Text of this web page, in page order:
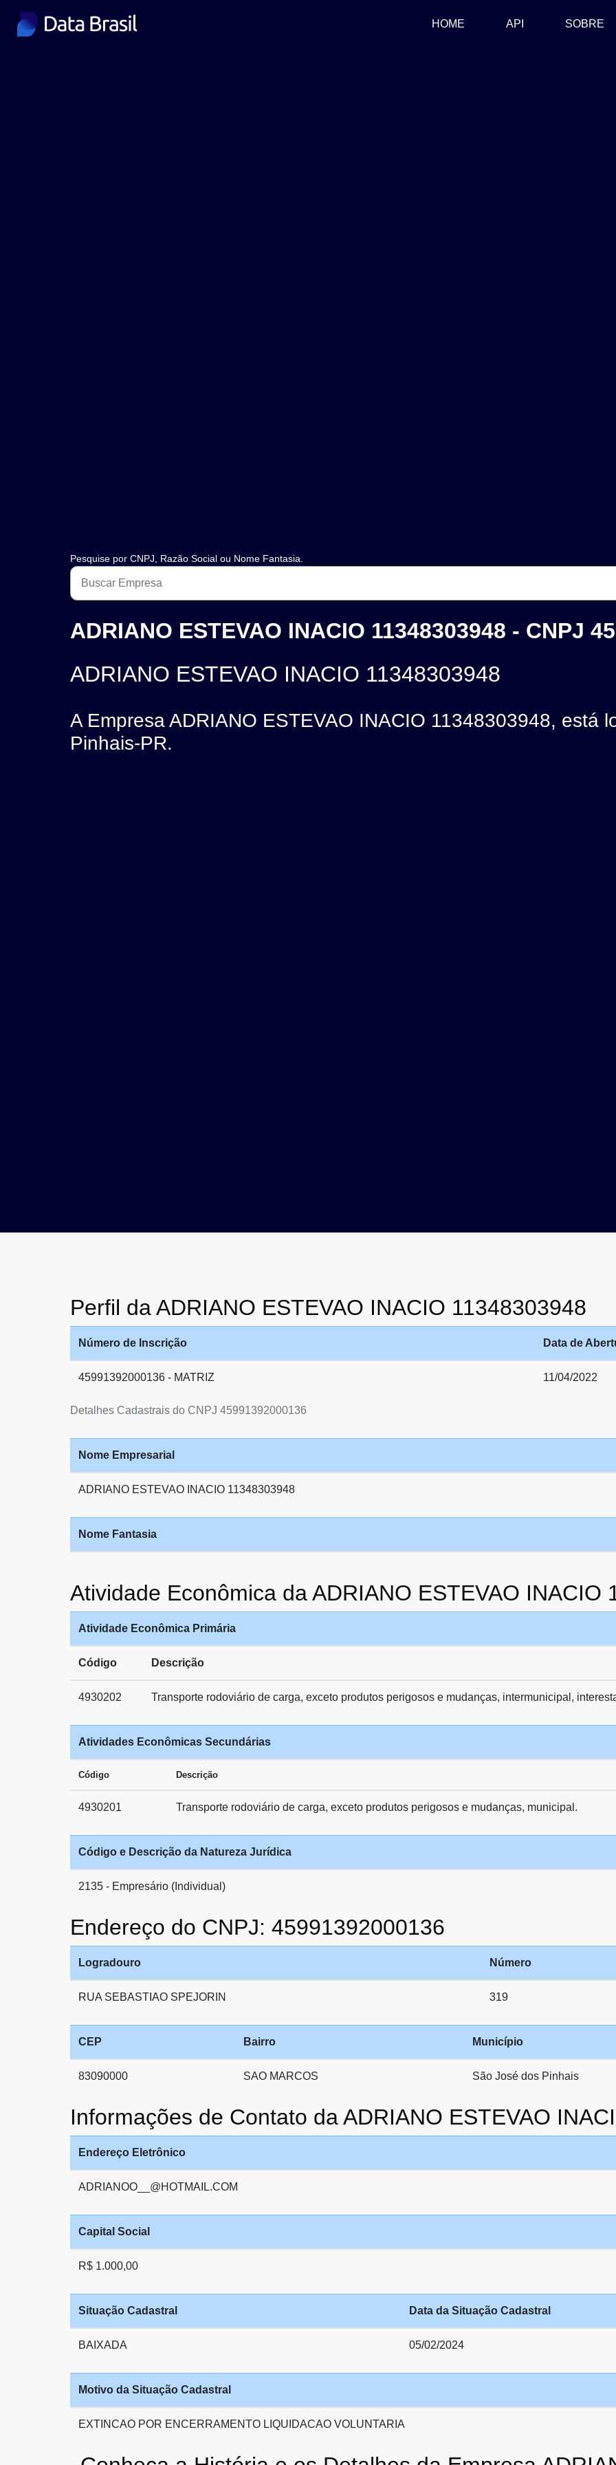
HOME (CURRENT)
API SOBRE
Pesquise por CNPJ, Razão Social ou Nome Fantasia.
ADRIANO ESTEVAO INACIO 11348303948 - CNPJ
ADRIANO ESTEVAO INACIO 11348303948
A Empresa ADRIANO ESTEVAO INACIO 11348303948, está
Pinhais-PR.
Perfil da ADRIANO ESTEVAO INACIO 11348303948
Detalhes Cadastrais do CNPJ 45991392000136
Número de Inscrição Data de
45991392000136 - MATRIZ 11/04/2022
Nome Empresarial
ADRIANO ESTEVAO INACIO 11348303948
Nome Fantasia
Atividade Econômica da ADRIANO ESTEVAO INACIO
Atividade Econômica Primária
Código Descrição
4930202 Transporte rodoviário de carga, exceto produtos perigosos e mudanças, intermunicipal,
Atividades Econômicas Secundárias
Código Descrição
4930201 Transporte rodoviário de carga, exceto produtos perigosos e mudanças, municipal.
Código e Descrição da Natureza Jurídica
2135 - Empresário (Individual)
Endereço do CNPJ: 45991392000136
Logradouro Número
RUA SEBASTIAO SPEJORIN 319
CEP Bairro Município
83090000 SAO MARCOS São José dos Pinhais
Informações de Contato da ADRIANO ESTEVAO
Endereço Eletrônico
ADRIANOO__@HOTMAIL.COM
Capital Social
R$ 1.000,00
Situação Cadastral Data da Situação Cadastral
BAIXADA 05/02/2024
Motivo da Situação Cadastral
EXTINCAO POR ENCERRAMENTO LIQUIDACAO VOLUNTARIA